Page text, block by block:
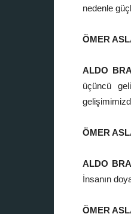
nedenle
ÖMER
ALDO
üçüncü
ÖMER
ALDO
İnsanın
ÖMER